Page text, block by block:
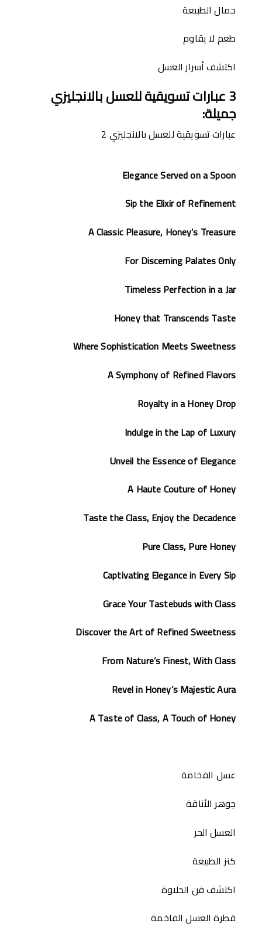
جمال الطبيعة
طعم لا يقاوم
اكتشف أسرار العسل
3عبارات تسويقية للعسل بالانجليزي
جميلة:
عبارات تسويقية للعسل بالانجليزي 2
Elegance Served on a Spoon
Sip the Elixir of Refinement
A Classic Pleasure, Honey’s Treasure
For Discerning Palates Only
Timeless Perfection in a Jar
Honey that Transcends Taste
Where Sophistication Meets Sweetness
A Symphony of Refined Flavors
Royalty in a Honey Drop
Indulge in the Lap of Luxury
Unveil the Essence of Elegance
A Haute Couture of Honey
Taste the Class, Enjoy the Decadence
Pure Class, Pure Honey
Captivating Elegance in Every Sip
Grace Your Tastebuds with Class
Discover the Art of Refined Sweetness
From Nature’s Finest, With Class
Revel in Honey’s Majestic Aura
A Taste of Class, A Touch of Honey
عسل الفخامة
جوهر الأناقة
العسل الحر
كنز الطبيعة
اكتشف فن الحلاوة
قطرة العسل الفاخمة